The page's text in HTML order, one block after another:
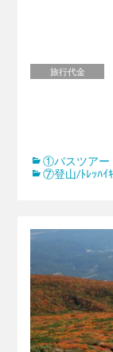
旅行代金
①バスツアー
⑦登山/ﾄﾚｯﾊｲｷ